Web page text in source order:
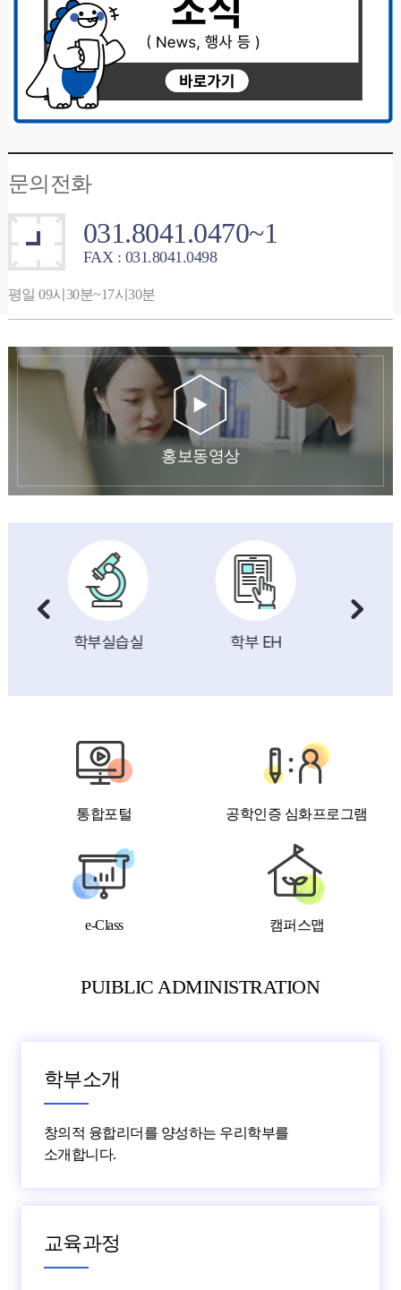
문의전화
031.8041.0470~1
FAX : 031.8041.0498
평일 09시30분~17시30분
홍보동영상
교수진
IT반도체융합대학
통합포털 공학인증 심화프로그램
e-Class 캠퍼스맵
PUIBLIC ADMINISTRATION
학부소개
창의적 융합리더를 양성하는 우리학부를
소개합니다.
교육과정